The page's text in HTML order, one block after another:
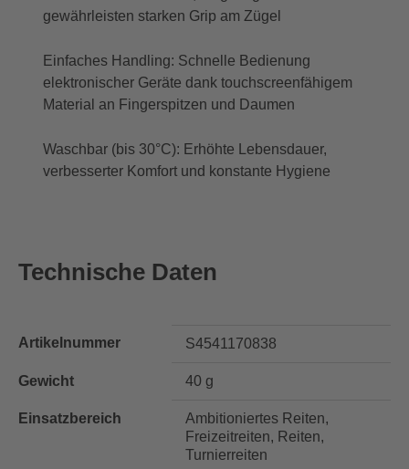
gewährleisten starken Grip am Zügel
Einfaches Handling: Schnelle Bedienung
elektronischer Geräte dank touchscreenfähigem
Material an Fingerspitzen und Daumen
Waschbar (bis 30°C): Erhöhte Lebensdauer,
verbesserter Komfort und konstante Hygiene
Technische Daten
Artikelnummer S4541170838
Gewicht 40 g
Einsatzbereich
Ambitioniertes Reiten,
Freizeitreiten, Reiten,
Turnierreiten